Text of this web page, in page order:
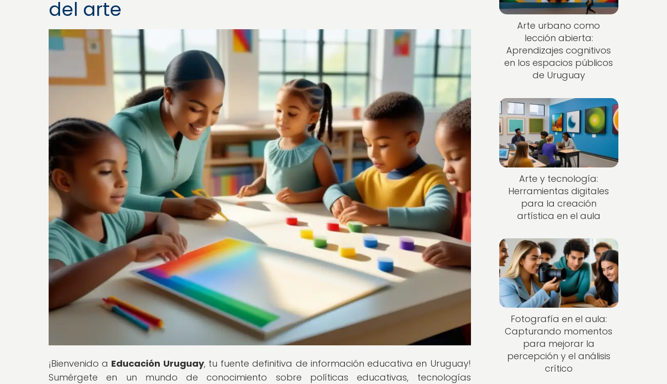
del arte
¡Bienvenido a Educación Uruguay, tu fuente definitiva de información educativa en Uruguay!
Sumérgete en un mundo de conocimiento sobre políticas educativas, tecnologías
Arte urbano como
lección abierta:
Aprendizajes cognitivos
en los espacios públicos
de Uruguay
Arte y tecnología:
Herramientas digitales
para la creación
artística en el aula
Fotografía en el aula:
Capturando momentos
para mejorar la
percepción y el análisis
crítico